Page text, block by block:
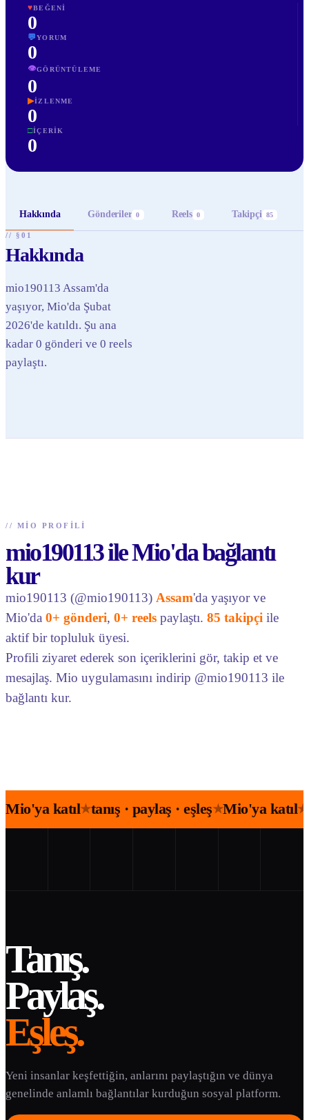
♥BEĞENI
0
💬YORUM
0
👁GÖRÜNTÜLEME
0
▶İZLENME
0
□İÇERIK
0
Hakkında Gönderiler 0 Reels 0 Takipçi 85
// §01
Hakkında
mio190113 Assam'da
yaşıyor, Mio'da Şubat
2026'de katıldı. Şu ana
kadar 0 gönderi ve 0 reels
paylaştı.
// MIO PROFILI
mio190113 ile Mio'da bağlantı
kur
mio190113 (@mio190113) Assam'da yaşıyor ve
Mio'da 0+ gönderi, 0+ reels paylaştı. 85 takipçi ile
aktif bir topluluk üyesi.
Profili ziyaret ederek son içeriklerini gör, takip et ve
mesajlaş. Mio uygulamasını indirip @mio190113 ile
bağlantı kur.
Mio'ya katıl★tanış · paylaş · eşleş★Mio'ya katıl★
Tanış.
Paylaş.
Eşleş.
Yeni insanlar keşfettiğin, anlarını paylaştığın ve dünya
genelinde anlamlı bağlantılar kurduğun sosyal platform.